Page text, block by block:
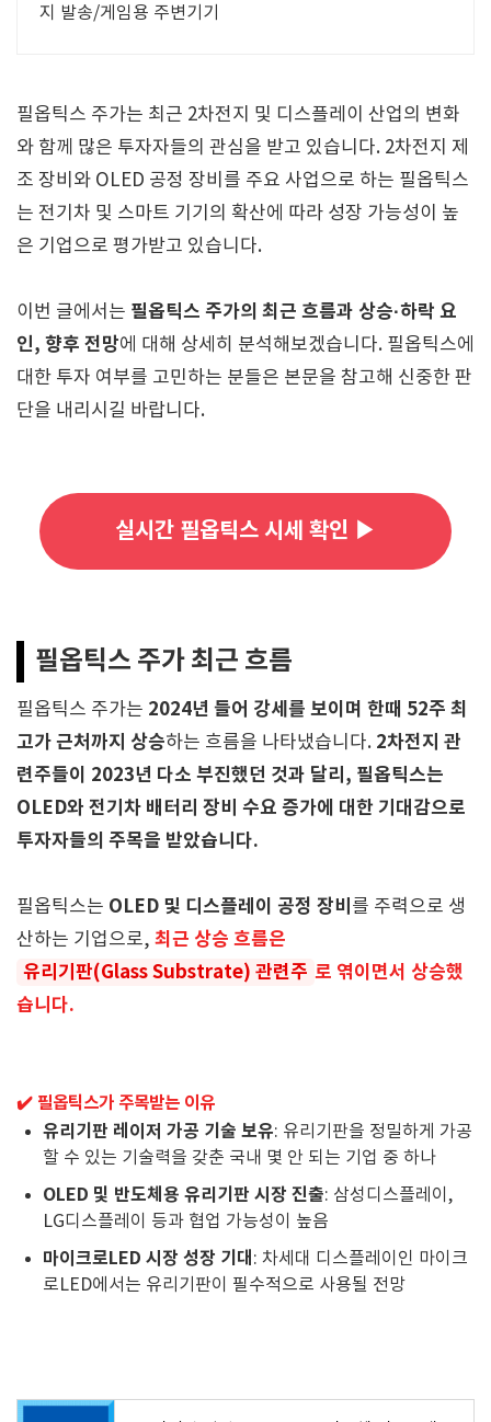
지 발송/게임용 주변기기
필옵틱스 주가는 최근 2차전지 및 디스플레이 산업의 변화
와 함께 많은 투자자들의 관심을 받고 있습니다. 2차전지 제
조 장비와 OLED 공정 장비를 주요 사업으로 하는 필옵틱스
는 전기차 및 스마트 기기의 확산에 따라 성장 가능성이 높
은 기업으로 평가받고 있습니다.
이번 글에서는 필옵틱스 주가의 최근 흐름과 상승·하락 요
인, 향후 전망에 대해 상세히 분석해보겠습니다. 필옵틱스에
대한 투자 여부를 고민하는 분들은 본문을 참고해 신중한 판
단을 내리시길 바랍니다.
실시간 필옵틱스 시세 확인 ▶
필옵틱스 주가 최근 흐름
필옵틱스 주가는 2024년 들어 강세를 보이며 한때 52주 최
고가 근처까지 상승하는 흐름을 나타냈습니다. 2차전지 관
련주들이 2023년 다소 부진했던 것과 달리, 필옵틱스는
OLED와 전기차 배터리 장비 수요 증가에 대한 기대감으로
투자자들의 주목을 받았습니다.
필옵틱스는 OLED 및 디스플레이 공정 장비 를 주력으로 생
산하는 기업으로, 최근 상승 흐름은
유리기판(Glass Substrate) 관련주 로 엮이면서 상승했
습니다.
✔️ 필옵틱스가 주목받는 이유
유리기판 레이저 가공 기술 보유: 유리기판을 정밀하게 가공
할 수 있는 기술력을 갖춘 국내 몇 안 되는 기업 중 하나
OLED 및 반도체용 유리기판 시장 진출: 삼성디스플레이,
LG디스플레이 등과 협업 가능성이 높음
마이크로LED 시장 성장 기대 : 차세대 디스플레이인 마이크
로LED에서는 유리기판이 필수적으로 사용될 전망